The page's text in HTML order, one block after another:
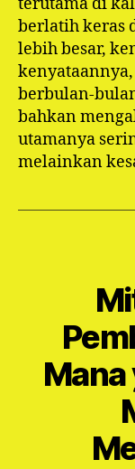
berlatih keras
lebih besar,
berbulan-
bahkan
utamanya
melainkan
Mana